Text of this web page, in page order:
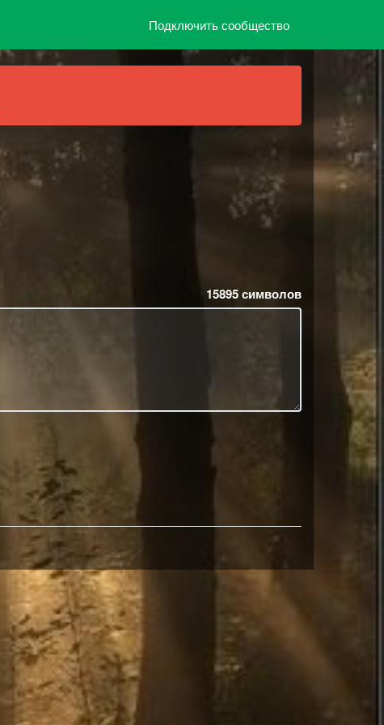
Подключить сообщество
15895символов